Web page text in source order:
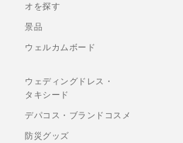
オを探す
景品
ウェルカムボード
ウェディングドレス・
タキシード
デパコス・ブランドコスメ
防災グッズ